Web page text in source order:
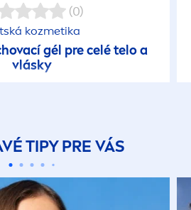
(0)
kozmetika
gél pre celé telo a
vlásky
TIPY PRE VÁS